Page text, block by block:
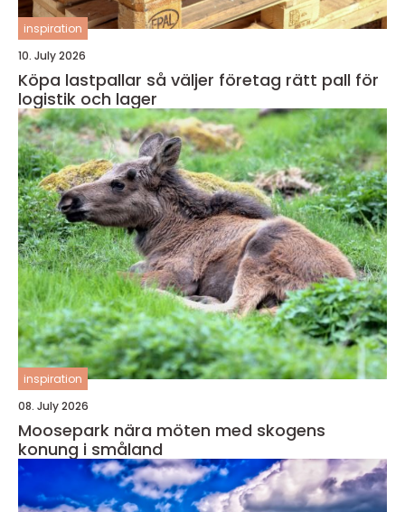
inspiration
10. July 2026
Köpa lastpallar så väljer företag rätt pall för
logistik och lager
inspiration
08. July 2026
Moosepark nära möten med skogens
konung i småland